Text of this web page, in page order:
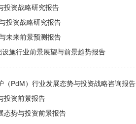
投资战略研究报告
投资战略研究报告
未来前景预测报告
施行业前景展望与前景趋势报告
PdM）行业发展态势与投资战略咨询报告
投资前景报告
态势与投资前景报告